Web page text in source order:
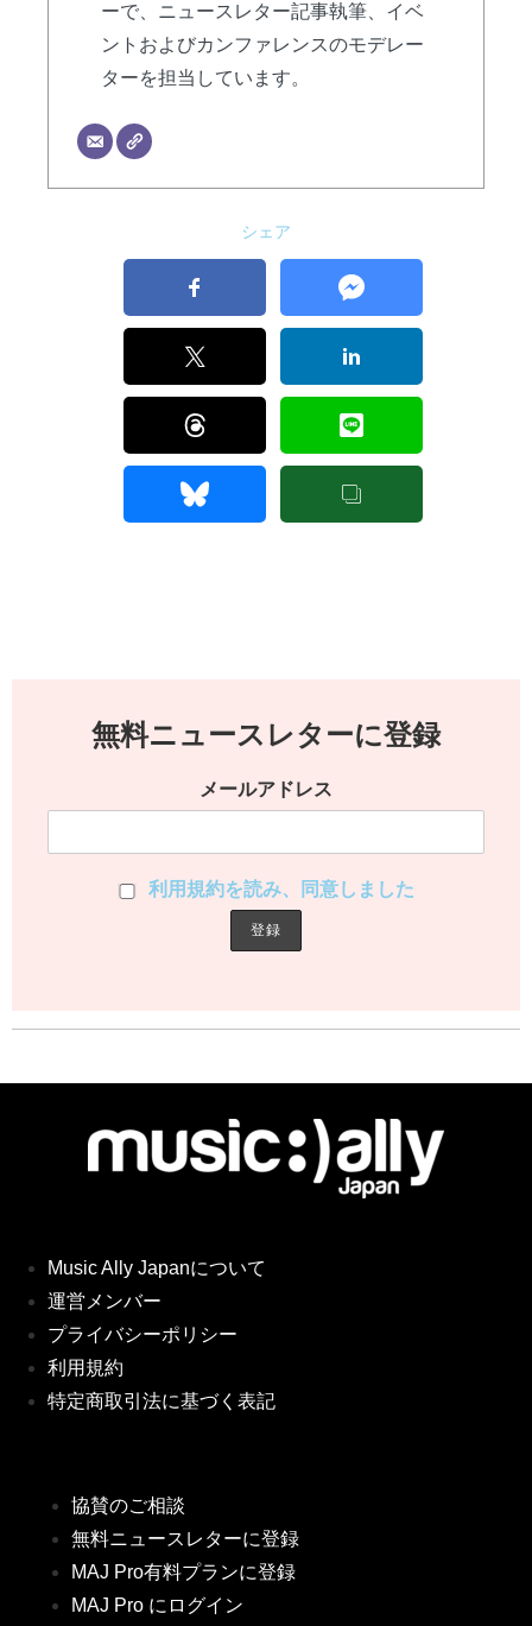
ーで、ニュースレター記事執筆、イベ
ントおよびカンファレンスのモデレー
ターを担当しています。
シェア
無料ニュースレターに登録
メールアドレス
利用規約を読み、同意しました
Music Ally Japanについて
運営メンバー
プライバシーポリシー
利用規約
特定商取引法に基づく表記
協賛のご相談
無料ニュースレターに登録
MAJ Pro有料プランに登録
MAJ Pro にログイン